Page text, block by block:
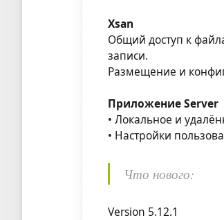
Xsan
Общий доступ к
записи.
Размещение и
Приложение Server
• Локальное и
• Настройки
Что нового:
Version 5.12.1